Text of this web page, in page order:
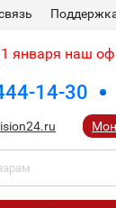
наш
14-30